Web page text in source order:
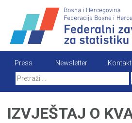
content
Press Newsletter
Kontakt
IZVJEŠTAJ O